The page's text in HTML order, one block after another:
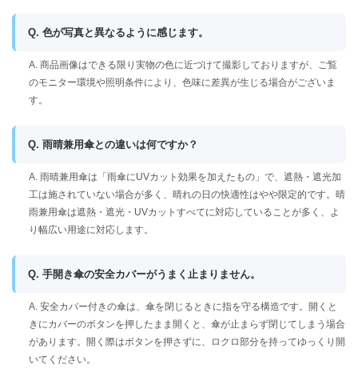
Q. 色が写真と異なるように感じます。
A. 商品画像はできる限り実物の色に近づけて撮影しておりますが、ご覧
のモニター環境や照明条件により、色味に差異が生じる場合がございま
す。
Q. 雨晴兼用傘との違いは何ですか？
A. 雨晴兼用傘は「雨傘にUVカット効果を加えたもの」で、遮熱・遮光加
工は施されていない場合が多く、晴れの日の快適性はやや限定的です。晴
雨兼用傘は遮熱・遮光・UVカットすべてに対応していることが多く、よ
り幅広い用途に対応します。
Q. 手開き傘の安全カバーがうまく止まりません。
A. 安全カバー付きの傘は、傘を閉じるときに指を守る構造です。開くと
きにカバーのボタンを押したまま開くと、傘が止まらず閉じてしまう場合
があります。開く際はボタンを押さずに、ロクロ部分を持ってゆっくり開
いてください。